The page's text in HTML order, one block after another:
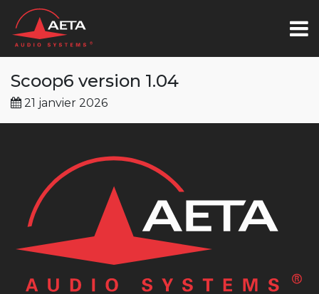
Scoop6 version 1.04
21 janvier 2026